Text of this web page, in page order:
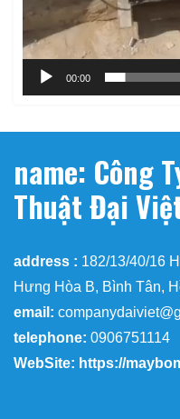
00:00
name: Công
Thuật Đại
address : 182/13/40/16
Hưng Hòa B, Bình Tân,
email:
telephone: 0906751114
WebSite: https://